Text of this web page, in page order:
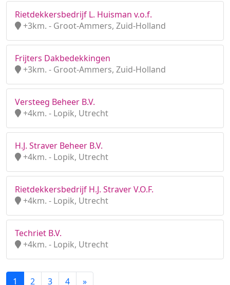
Rietdekkersbedrijf L. Huisman v.o.f.
+3km. - Groot-Ammers, Zuid-Holland
Frijters Dakbedekkingen
+3km. - Groot-Ammers, Zuid-Holland
Versteeg Beheer B.V.
+4km. - Lopik, Utrecht
H.J. Straver Beheer B.V.
+4km. - Lopik, Utrecht
Rietdekkersbedrijf H.J. Straver V.O.F.
+4km. - Lopik, Utrecht
Techriet B.V.
+4km. - Lopik, Utrecht
1 2 3 4 »